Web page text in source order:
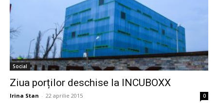
Social
Ziua porților deschise la INCUBOXX
Irina Stan - 22 aprilie 2015 0